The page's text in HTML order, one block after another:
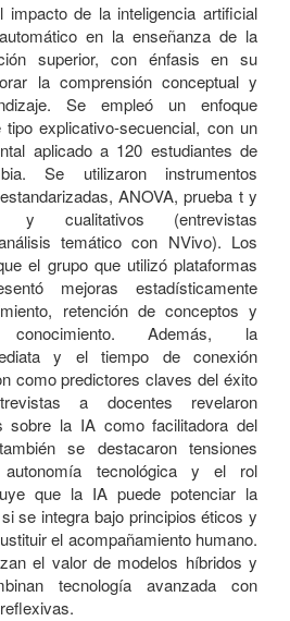
impacto de la inteligencia artificial
en la enseñanza de la
superior, con énfasis en su
la comprensión conceptual y
Se empleó un enfoque
explicativo-secuencial, con un
aplicado a 120 estudiantes de
Se utilizaron instrumentos
ANOVA, prueba t y
y cualitativos (entrevistas
temático con NVivo). Los
el grupo que utilizó plataformas
mejoras estadísticamente
retención de conceptos y
Además, la
y el tiempo de conexión
como predictores claves del éxito
a docentes revelaron
sobre la IA como facilitadora del
se destacaron tensiones
tecnológica y el rol
que la IA puede potenciar la
se integra bajo principios éticos y
el acompañamiento humano.
el valor de modelos híbridos y
tecnología avanzada con